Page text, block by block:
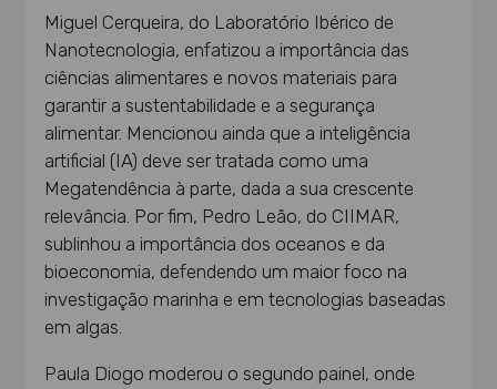
Miguel Cerqueira, do Laboratório Ibérico de
Nanotecnologia, enfatizou a importância das
ciências alimentares e novos materiais para
garantir a sustentabilidade e a segurança
alimentar. Mencionou ainda que a inteligência
artificial (IA) deve ser tratada como uma
Megatendência à parte, dada a sua crescente
relevância. Por fim, Pedro Leão, do CIIMAR,
sublinhou a importância dos oceanos e da
bioeconomia, defendendo um maior foco na
investigação marinha e em tecnologias baseadas
em algas.
Paula Diogo moderou o segundo painel, onde